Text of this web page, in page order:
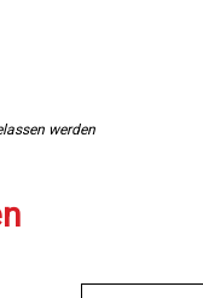
werden